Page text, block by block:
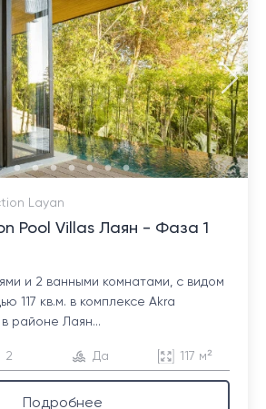
Layan
Pool Villas Лаян - Фаза 1
и 2 ванными комнатами, с видом
117 кв.м. в комплексе Akra
районе Лаян...
2 Да 117 м²
Подробнее